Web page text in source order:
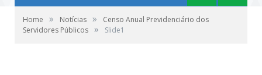
Home » Notícias »
Censo Anual Previdenciário dos
Servidores Públicos » Slide1